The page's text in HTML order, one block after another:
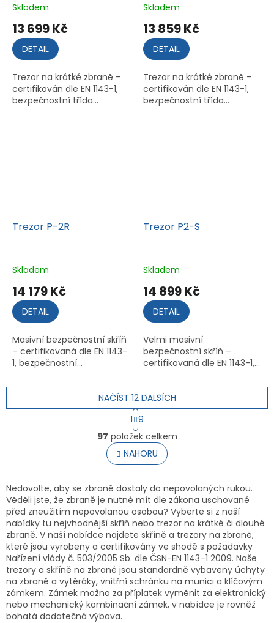
Skladem
13 699 Kč
DETAIL
Trezor na krátké zbraně –
certifikován dle EN 1143-1,
bezpečnostní třída...
Skladem
13 859 Kč
DETAIL
Trezor na krátké zbraně –
certifikován dle EN 1143-1,
bezpečnostní třída...
Trezor P-2R
Skladem
14 179 Kč
DETAIL
Masivní bezpečnostní skříň
– certifikovaná dle EN 1143-
1, bezpečnostní...
Trezor P2-S
Skladem
14 899 Kč
DETAIL
Velmi masivní
bezpečnostní skříň –
certifikovaná dle EN 1143-1,...
O
v
l
á
a
c
í
p
r
v
k
y
v
ý
p
NAČÍST 12 DALŠÍCH
S
t
r
á
n
k
v
á
n
í
1 9
97 položek celkem
NAHORU
Nedovolte, aby se zbraně dostaly do nepovolaných rukou.
Věděli jste, že zbraně je nutné mít dle zákona uschované
před zneužitím nepovolanou osobou? Vyberte si z naší
nabídky tu nejvhodnější skříň nebo trezor na krátké či dlouhé
zbraně. V naší nabídce najdete skříně a trezory na zbraně,
které jsou vyrobeny a certifikovány ve shodě s požadavky
Nařízení vlády č. 503/2005 Sb. dle ČSN-EN 1143–1 2009. Naše
trezory a skříně na zbraně jsou standardně vybaveny úchyty
na zbraně a vytěráky, vnitřní schránku na munici a klíčovým
zámkem. Zámek možno za příplatek vyměnit za elektronický
nebo mechanický kombinační zámek, v nabídce je rovněž
bohatá dodatečná výbava.